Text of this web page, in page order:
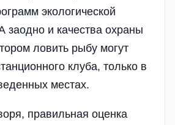
экологической
заодно и качества охраны
ловить рыбу могут
клуба, только в
местах.
правильная оценка